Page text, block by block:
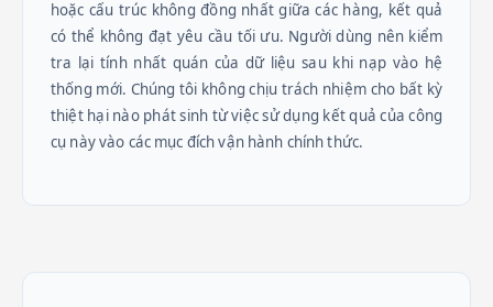
hoặc cấu trúc không đồng nhất giữa các hàng, kết quả
có thể không đạt yêu cầu tối ưu. Người dùng nên kiểm
tra lại tính nhất quán của dữ liệu sau khi nạp vào hệ
thống mới. Chúng tôi không chịu trách nhiệm cho bất kỳ
thiệt hại nào phát sinh từ việc sử dụng kết quả của công
cụ này vào các mục đích vận hành chính thức.